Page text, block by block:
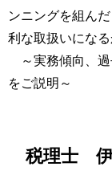
ンニングを組ん
利な取扱いにな
～実務傾向、過
をご説明～
税理士